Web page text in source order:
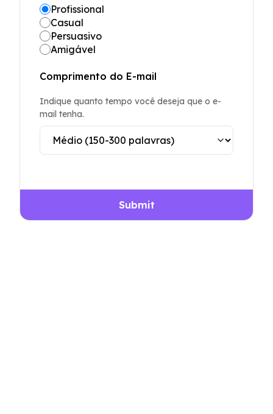
Profissional
Casual
Persuasivo
Amigável
Comprimento do E-mail
Indique quanto tempo você deseja que o e-
mail tenha.
Submit